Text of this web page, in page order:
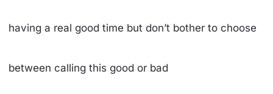
having a real good time but don’t bother to choose
between calling this good or bad